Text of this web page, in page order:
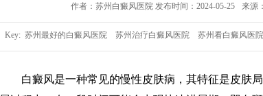
作者：苏州白癜风医院 发布时间：2024-05-25 来源
Key: 苏州最好的白癜风医院 苏州治疗白癜风医院 苏州看白癜风医
白癜风是一种常见的慢性皮肤病，其特征是皮肤局